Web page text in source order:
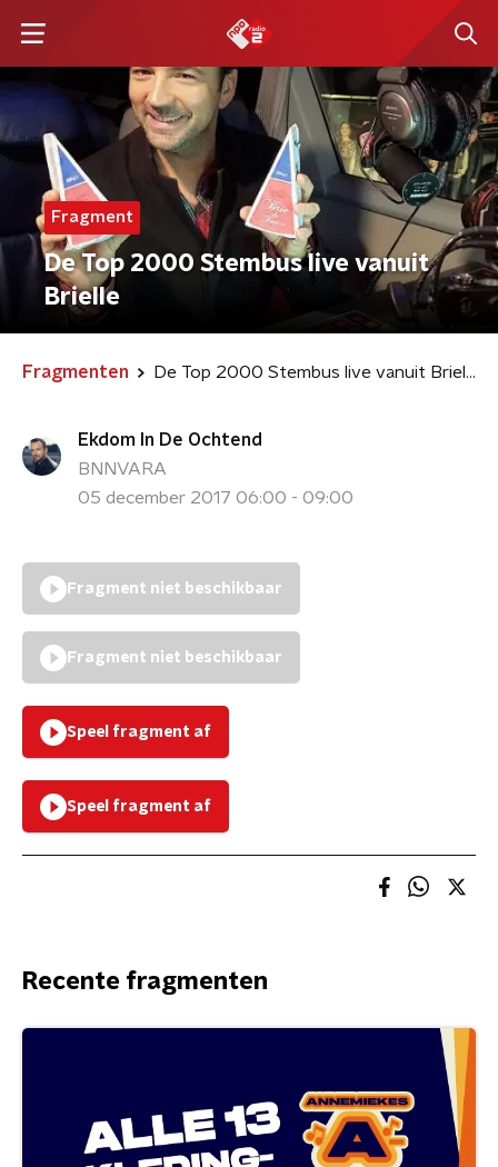
Fragment
De Top 2000 Stembus live vanuit
Brielle
Fragmenten De Top 2000 Stembus live vanuit Brielle
Ekdom In De Ochtend
BNNVARA
05 december 2017 06:00 - 09:00
Fragment niet beschikbaar
Fragment niet beschikbaar
Speel fragment af
Speel fragment af
Recente fragmenten